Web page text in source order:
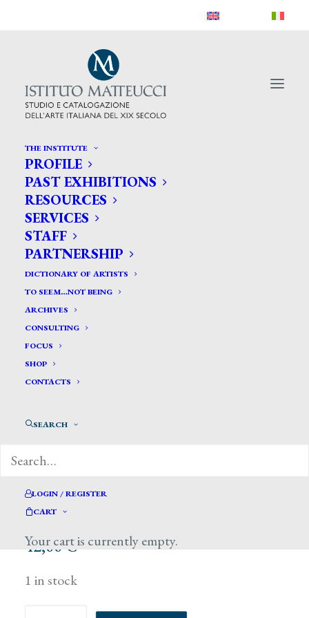
THE INSTITUTE
PROFILE
PAST EXHIBITIONS
RESOURCES
SERVICES
STAFF
PARTNERSHIP
DICTIONARY OF ARTISTS
TO SEEM…NOT BEING
ARCHIVES
CONSULTING
FOCUS
SHOP
CONTACTS
SEARCH
LOGIN / REGISTER
CART
Your cart is currently empty.
42,00€
1 in stock